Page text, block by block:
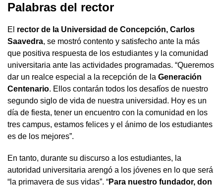
Palabras del rector
El rector de la Universidad de Concepción, Carlos
Saavedra, se mostró contento y satisfecho ante la más
que positiva respuesta de los estudiantes y la comunidad
universitaria ante las actividades programadas. “Queremos
dar un realce especial a la recepción de la Generación
Centenario. Ellos contarán todos los desafíos de nuestro
segundo siglo de vida de nuestra universidad. Hoy es un
día de fiesta, tener un encuentro con la comunidad en los
tres campus, estamos felices y el ánimo de los estudiantes
es de los mejores”.
En tanto, durante su discurso a los estudiantes, la
autoridad universitaria arengó a los jóvenes en lo que será
“la primavera de sus vidas”. “Para nuestro fundador, don